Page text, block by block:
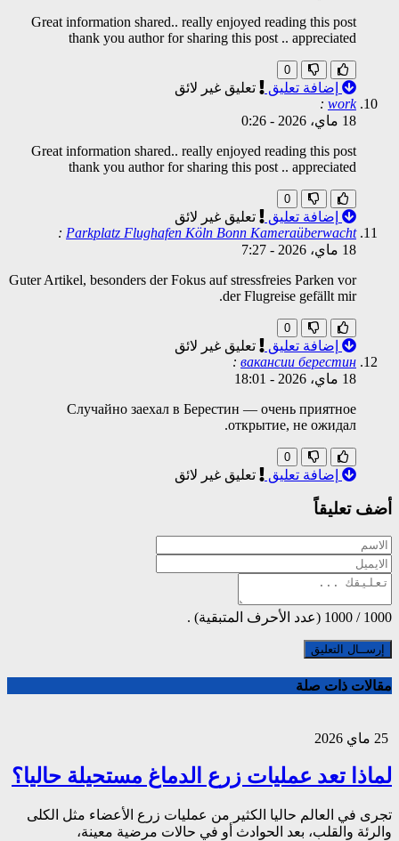
Great information shared.. really enjoyed reading this post
thank you author for sharing this post .. appreciated
0
إضافة تعليق
تعليق غير لائق
work
:
18 ماي، 2026
-
0:26
Great information shared.. really enjoyed reading this post
thank you author for sharing this post .. appreciated
0
إضافة تعليق
تعليق غير لائق
Parkplatz Flughafen Köln Bonn Kameraüberwacht
:
18 ماي، 2026
-
7:27
Guter Artikel, besonders der Fokus auf stressfreies Parken vor
der Flugreise gefällt mir.
0
إضافة تعليق
تعليق غير لائق
вакансии берестин
:
18 ماي، 2026
-
18:01
Случайно заехал в Берестин — очень приятное
открытие, не ожидал.
0
إضافة تعليق تعليق غير لائق
أضف تعليقاً
1000
/
1000 (عدد الأحرف المتبقية) .
مقالات ذات صلة
لماذا تعد عمليات زرع الدماغ مستحيلة حاليا؟
تجرى في العالم حاليا الكثير من عمليات زرع الأعضاء مثل الكلى
والرئة والقلب، بعد الحوادث أو في حالات مرضية معينة،